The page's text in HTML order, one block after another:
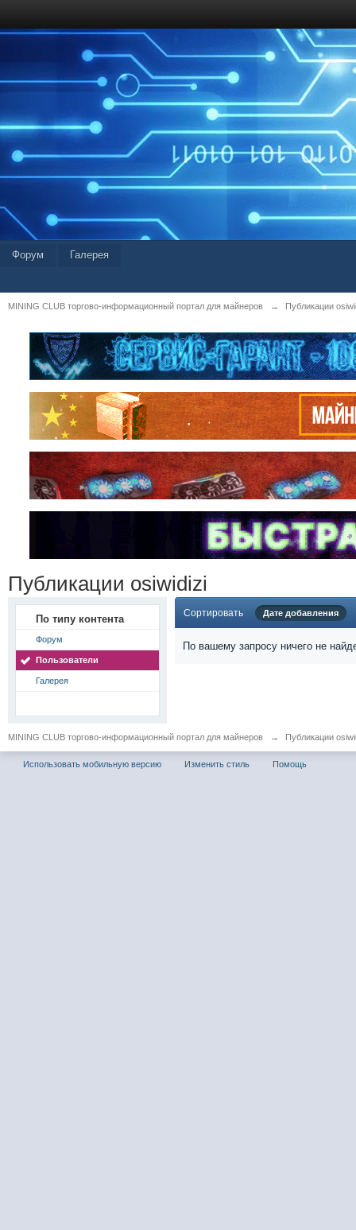
Форум Галерея
MINING CLUB торгово-информационный портал для майнеров → Публикации
Публикации osiwidizi
По типу контента
Форум
Пользователи
Галерея
Сортировать Дате добавления
По вашему запросу ничего не
MINING CLUB торгово-информационный портал для майнеров → Публикации
Использовать мобильную версию Изменить стиль Помощь